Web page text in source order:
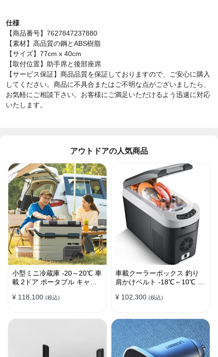
仕様
【商品番号】7627847237880
【素材】高品質の鋼とABS樹脂
【サイズ】77cm x 40cm
【取付位置】助手席と後部座席
【サービス保証】商品品質を保証しておりますので、ご安心に購入
してください。商品に不具合またはご不明な点がございましたら、
お気軽にご相談下さい。お客様にご満足いただけるよう迅速に対応
いたします。
アウトドアの人気商品
小型ミニ冷蔵庫 -20～20℃ 車
載 2ドア ポータブル キャン
¥ 118,100 (税込)
車載クーラーボックス 釣り
肩かけベルト -18℃～10℃ 冷
庭用
¥ 102,300 (税込)